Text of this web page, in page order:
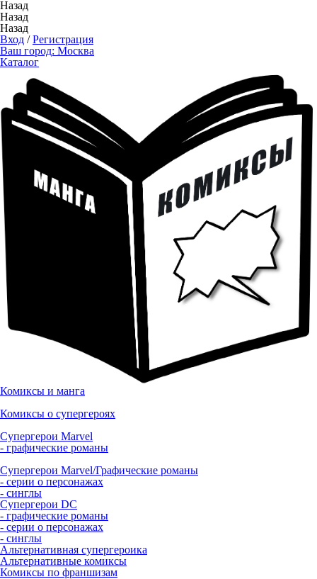
Назад
Назад
Назад
Вход /Регистрация
Ваш город: Москва
Каталог
Комиксы и манга
Комиксы о супергероях
Супергерои Marvel
- графические романы
Супергерои Marvel/Графические романы
- серии о персонажах
- синглы
Супергерои DC
- графические романы
- серии о персонажах
- синглы
Альтернативная супергероика
Альтернативные комиксы
Комиксы по франшизам